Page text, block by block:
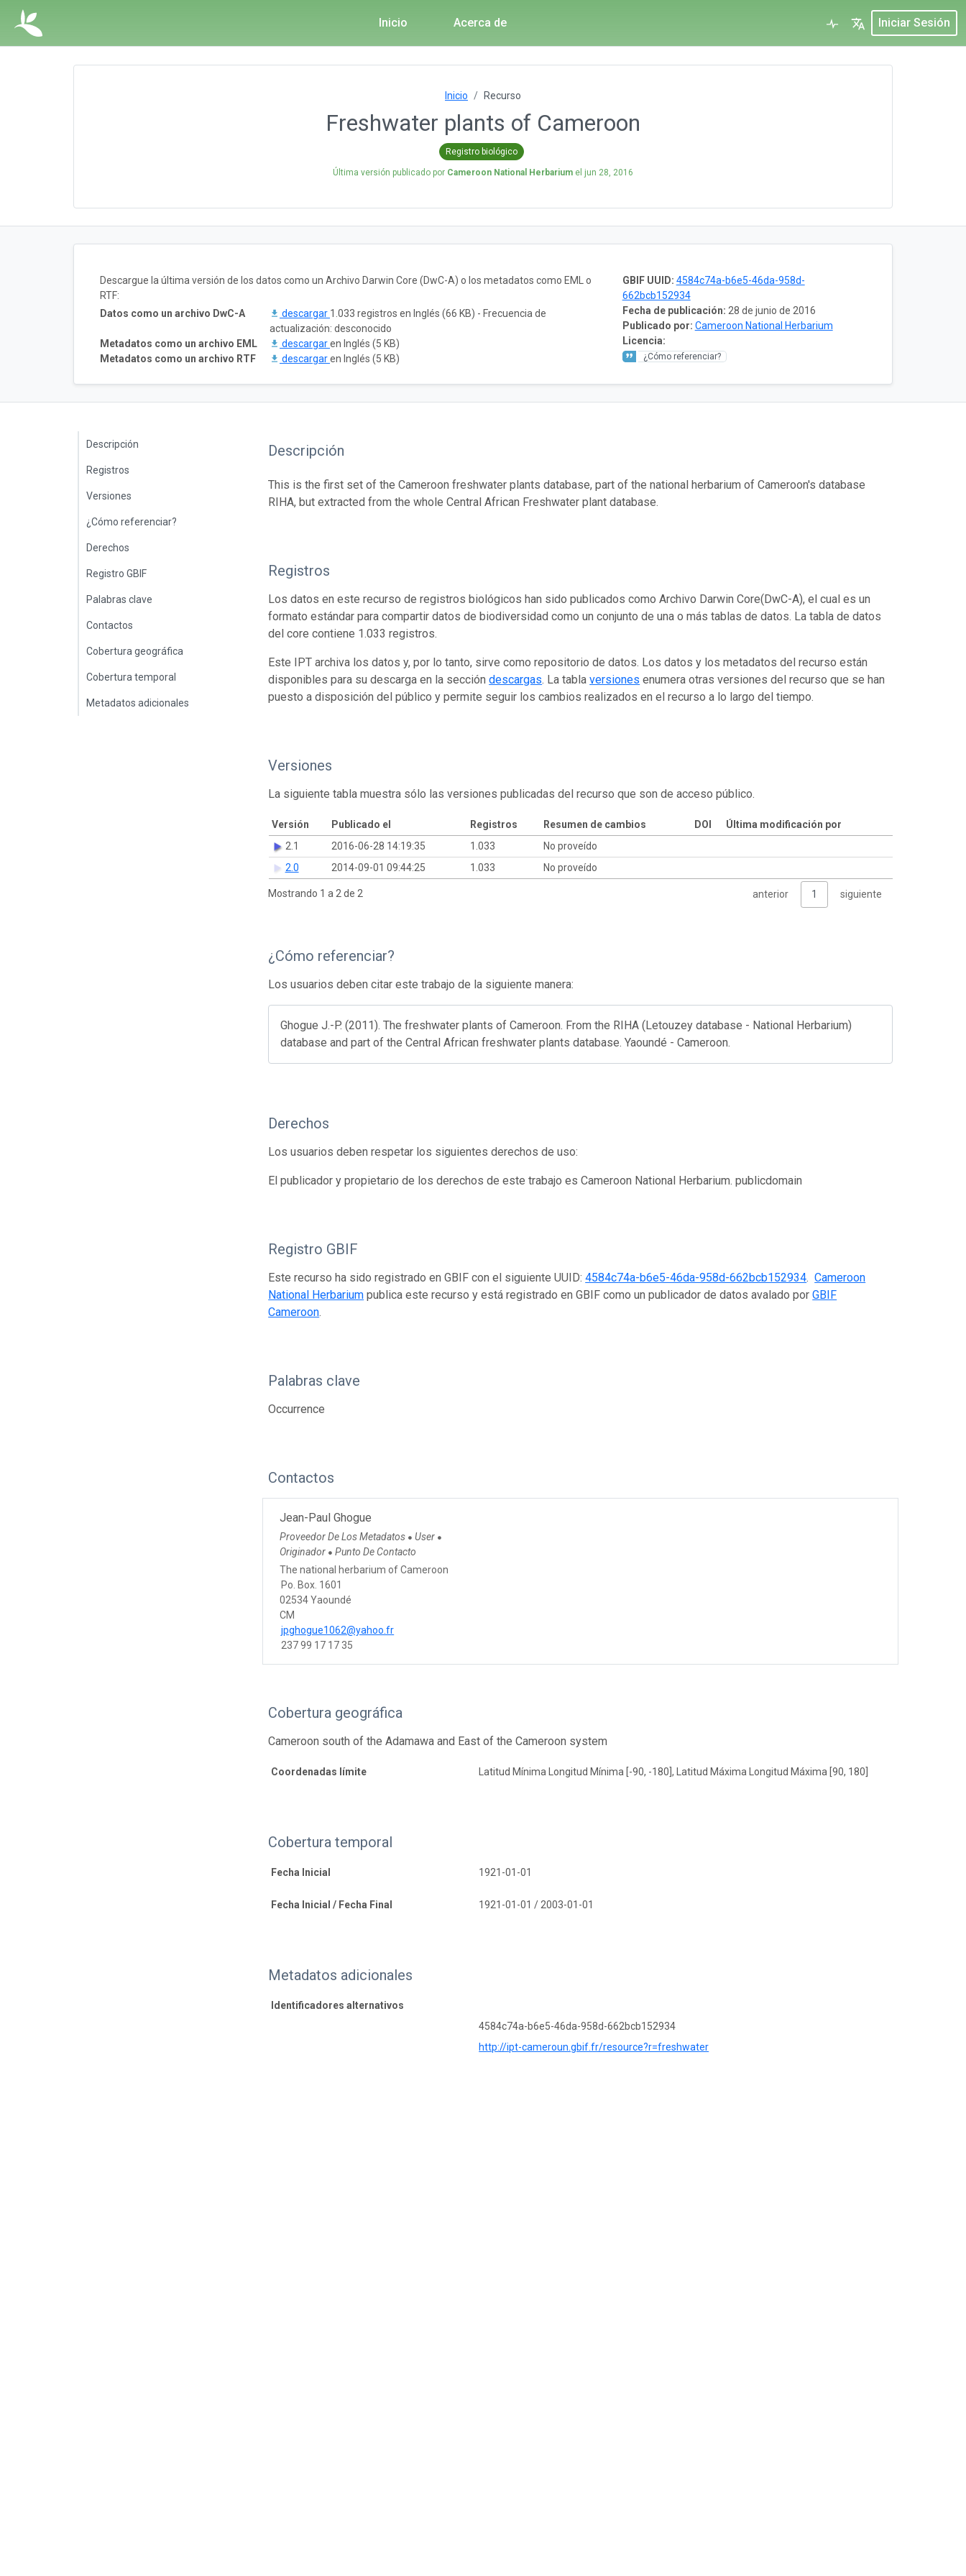
Inicio Acerca de Iniciar Sesión
Inicio Recurso
Freshwater plants of Cameroon
Registro biológico
Última versión publicado por Cameroon National Herbarium el jun 28, 2016
GBIF UUID: 4584c74a-b6e5-46da-958d-
662bcb152934
Fecha de publicación: 28 de junio de 2016
Publicado por: Cameroon National Herbarium
Licencia:
¿Cómo referenciar?
Descargue la última versión de los datos como un Archivo Darwin Core (DwC-A) o los metadatos como EML o
RTF:
Datos como un archivo DwC-A
descargar 1.033 registros en Inglés (66 KB) - Frecuencia de
actualización: desconocido
Metadatos como un archivo EML
descargaren Inglés (5 KB)
Metadatos como un archivo RTF
descargaren Inglés (5 KB)
Descripción
Registros
Versiones
¿Cómo referenciar?
Derechos
Registro GBIF
Palabras clave
Contactos
Cobertura geográfica
Cobertura temporal
Metadatos adicionales
Descripción
This is the first set of the Cameroon freshwater plants database, part of the national herbarium of Cameroon's database
RIHA, but extracted from the whole Central African Freshwater plant database.
Registros
Los datos en este recurso de registros biológicos han sido publicados como Archivo Darwin Core(DwC-A), el cual es un
formato estándar para compartir datos de biodiversidad como un conjunto de una o más tablas de datos. La tabla de datos
del core contiene 1.033 registros.
Este IPT archiva los datos y, por lo tanto, sirve como repositorio de datos. Los datos y los metadatos del recurso están
disponibles para su descarga en la seccióndescargas. La tablaversiones enumera otras versiones del recurso que se han
puesto a disposición del público y permite seguir los cambios realizados en el recurso a lo largo del tiempo.
Versiones
La siguiente tabla muestra sólo las versiones publicadas del recurso que son de acceso público.
Versión Publicado el Registros Resumen de cambios DOI
Última modificación por
2.1
2016-06-28 14:19:35 1.033
No proveído
2.0
2014-09-01 09:44:25 1.033 No proveído
Mostrando 1 a 2 de 2 anterior 1 siguiente
¿Cómo referenciar?
Los usuarios deben citar este trabajo de la siguiente manera:
Ghogue J.-P. (2011). The freshwater plants of Cameroon. From the RIHA (Letouzey database - National Herbarium)
database and part of the Central African freshwater plants database. Yaoundé - Cameroon.
Derechos
Los usuarios deben respetar los siguientes derechos de uso:
El publicador y propietario de los derechos de este trabajo es Cameroon National Herbarium. publicdomain
Registro GBIF
Este recurso ha sido registrado en GBIF con el siguiente UUID:4584c74a-b6e5-46da-958d-662bcb152934.Cameroon
National Herbarium publica este recurso y está registrado en GBIF como un publicador de datos avalado porGBIF
Cameroon.
Palabras clave
Occurrence
Contactos
Jean-Paul Ghogue
Proveedor De Los Metadatos ● User ●
Originador ● Punto De Contacto
The national herbarium of Cameroon
Po. Box. 1601
02534 Yaoundé
CM
jpghogue1062@yahoo.fr
237 99 17 17 35
Cobertura geográfica
Cameroon south of the Adamawa and East of the Cameroon system
Coordenadas límite Latitud Mínima Longitud Mínima [-90, -180], Latitud Máxima Longitud Máxima [90, 180]
Cobertura temporal
Fecha Inicial 1921-01-01
Fecha Inicial / Fecha Final 1921-01-01 / 2003-01-01
Metadatos adicionales
Identificadores alternativos
4584c74a-b6e5-46da-958d-662bcb152934
http://ipt-cameroun.gbif.fr/resource?r=freshwater